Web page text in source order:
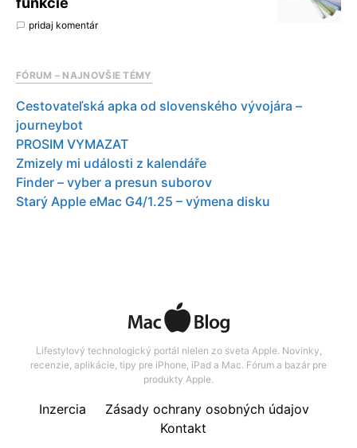
pridaj komentár
FÓRUM – NAJNOVŠIE TÉMY
Cestovateľská apka od slovenského vývojára –
journeybot
PROSIM VYMAZAT
Zmizely mi události z kalendáře
Finder – vyber a presun suborov
Starý Apple eMac G4/1.25 – výmena disku
Lifestylový technologický portál nielen zo sveta Apple. Novinky,
recenzie, aplikácie, tipy pre iPhone, iPad a Mac. Fórum a bazár pre
produkty Apple.
Inzercia
Zásady ochrany osobných údajov
Kontakt